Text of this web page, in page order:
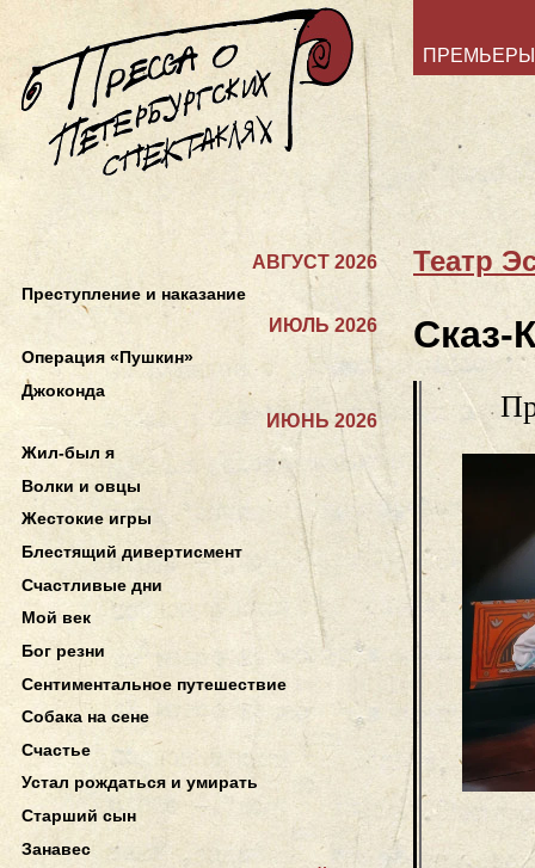
ПРЕМЬЕРЫ
Театр
Сказ-
АВГУСТ 2026
Преступление и наказание
ИЮЛЬ 2026
Операция «Пушкин»
Джоконда
ИЮНЬ 2026
Жил-был я
Волки и овцы
Жестокие игры
Блестящий дивертисмент
Счастливые дни
Мой век
Бог резни
Сентиментальное путешествие
Собака на сене
Счастье
Устал рождаться и умирать
Старший сын
Занавес